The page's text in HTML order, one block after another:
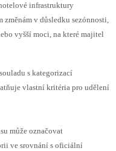
infrastruktury
změnám v důsledku sezónnosti,
vyšší moci, na které majitel
s kategorizací
vlastní kritéria pro udělení
může označovat
ve srovnání s oficiální